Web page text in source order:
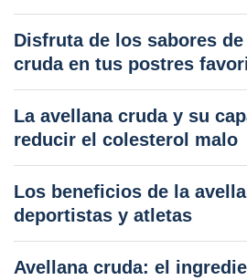
Disfruta de los sabores
cruda en tus postres
La avellana cruda y su
reducir el colesterol malo
Los beneficios de la
deportistas y atletas
Avellana cruda: el